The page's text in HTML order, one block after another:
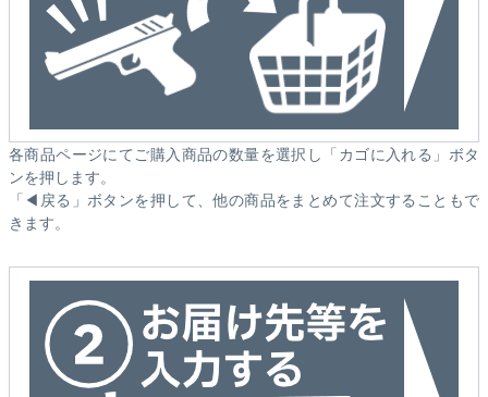
各商品ページにてご購入商品の数量を選択し「カゴに入れる」ボタ
ンを押します。
「◀戻る」ボタンを押して、他の商品をまとめて注文することもで
きます。